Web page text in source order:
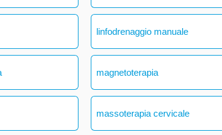
linfodrenaggio manuale
magnetoterapia
massoterapia cervicale